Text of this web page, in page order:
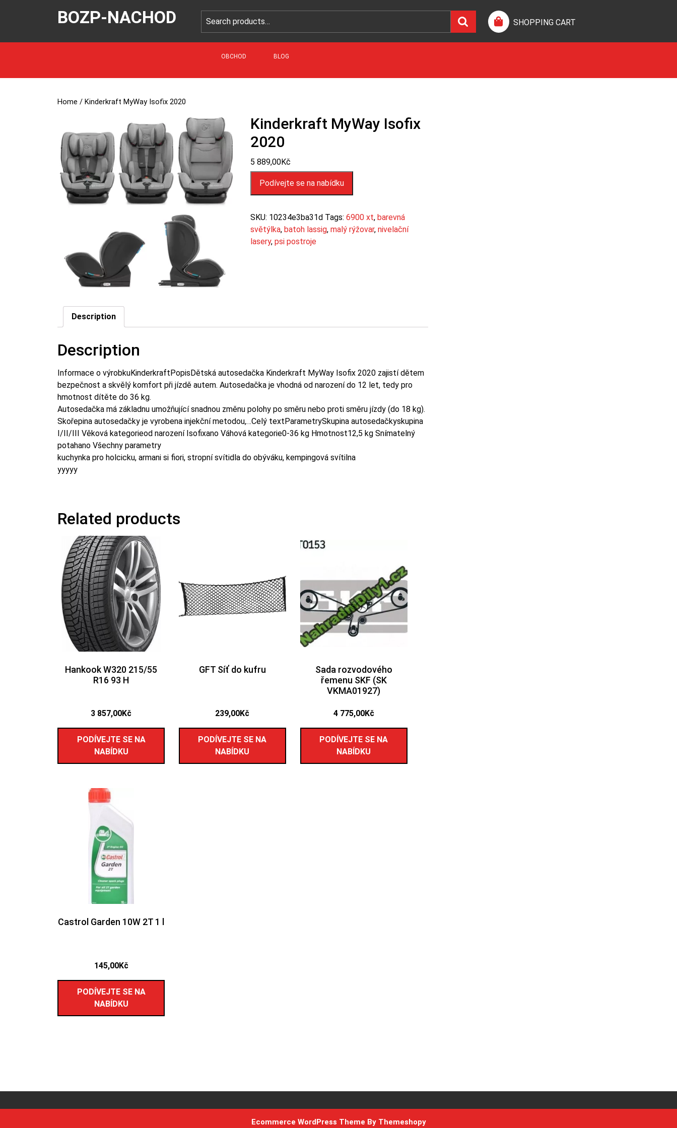
BOZP-NACHOD SHOPPING CART
OBCHOD BLOG
Home / Kinderkraft MyWay Isofix 2020
Kinderkraft MyWay Isofix
2020
5 889,00Kč
Podívejte se na nabídku
SKU: 10234e3ba31d Tags: 6900 xt, barevná
světýlka, batoh lassig, malý rýžovar, nivelační
lasery, psi postroje
Description
Description
Informace o výrobkuKinderkraftPopisDětská autosedačka Kinderkraft MyWay Isofix 2020 zajistí dětem
bezpečnost a skvělý komfort při jízdě autem. Autosedačka je vhodná od narození do 12 let, tedy pro
hmotnost dítěte do 36 kg.
Autosedačka má základnu umožňující snadnou změnu polohy po směru nebo proti směru jízdy (do 18 kg).
Skořepina autosedačky je vyrobena injekční metodou,…Celý textParametrySkupina autosedačkyskupina
I/II/III Věková kategorieod narození Isofixano Váhová kategorie0-36 kg Hmotnost12,5 kg Snímatelný
potahano Všechny parametry
kuchynka pro holcicku, armani si fiori, stropní svítidla do obýváku, kempingová svítilna
yyyyy
Related products
Hankook W320 215/55
R16 93 H
3 857,00Kč
PODÍVEJTE SE NA
NABÍDKU
GFT Síť do kufru
239,00Kč
PODÍVEJTE SE NA
NABÍDKU
Sada rozvodového
řemenu SKF (SK
VKMA01927)
4 775,00Kč
PODÍVEJTE SE NA
NABÍDKU
Castrol Garden 10W 2T 1 l
145,00Kč
PODÍVEJTE SE NA
NABÍDKU
Ecommerce WordPress Theme By Themeshopy